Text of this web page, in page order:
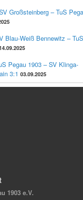
Großsteinberg – TuS
Blau-Weiß Bennewitz –
Pegau 1903 – SV Klinga-
3:1 03.09.2025
1903 e.V.